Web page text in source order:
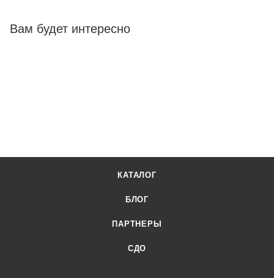
Вам будет интересно
КАТАЛОГ
БЛОГ
ПАРТНЕРЫ
СДО